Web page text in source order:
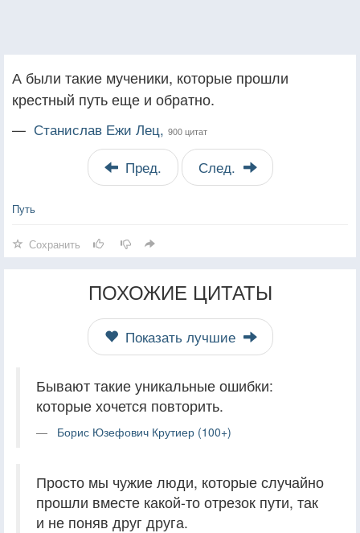
А были такие мученики, которые прошли
крестный путь еще и обратно.
— Станислав Ежи Лец, 900 цитат
Пред. След.
Путь
Сохранить
ПОХОЖИЕ ЦИТАТЫ
Показать лучшие
Бывают такие уникальные ошибки:
которые хочется повторить.
Борис Юзефович Крутиер (100+)
Просто мы чужие люди, которые случайно
прошли вместе какой-то отрезок пути, так
и не поняв друг друга.